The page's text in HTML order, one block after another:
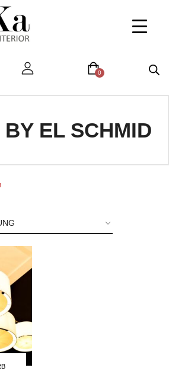
0
BY EL SCHMID